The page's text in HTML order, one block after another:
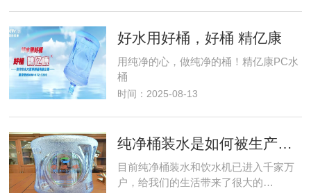
好水用好桶，好桶 精亿康
用纯净的心，做纯净的桶！精亿康PC水
桶
时间：2025-08-13
纯净桶装水是如何被生产出来的
目前纯净桶装水和饮水机已进入千家万
户，给我们的生活带来了很大的…